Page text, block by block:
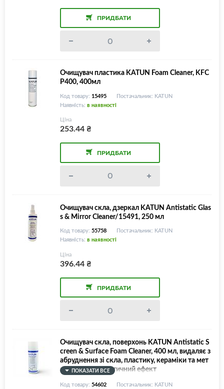
ПРИДБАТИ
Очищувач пластика KATUN Foam Cleaner, KFC
P400, 400мл
Код товару: 15495
Постачальник: KATUN
Наявність: в наявності
Ціна
253.44₴
ПРИДБАТИ
Очищувач скла, дзеркал KATUN Antistatic Glas
s & Mirror Cleaner/15491, 250 мл
Код товару: 55758
Постачальник: KATUN
Наявність: в наявності
Ціна
396.44₴
ПРИДБАТИ
Очищувач скла, поверхонь KATUN Antistatic S
creen & Surface Foam Cleaner, 400 мл, видаляє з
абруднення зі скла, пластику, кераміки та мет
алу, має антистатичний ефект
ПОКАЗАТИ ВСЕ
Код товару: 54602
Постачальник: KATUN